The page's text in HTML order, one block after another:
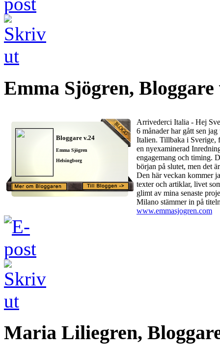
Emma Sjögren, Bloggare
Bloggare v.24
Emma Sjögren
Helsingborg
Arrivederci Italia - Hej
6 månader har gått sen
Italien. Tillbaka i Sverige,
en nyexaminerad
engagemang och timing.
början på slutet, men det
Den här veckan kommer
texter och artiklar, livet
glimt av mina senaste
Milano stämmer in på
www.emmasjogren.com
Maria Liliegren,